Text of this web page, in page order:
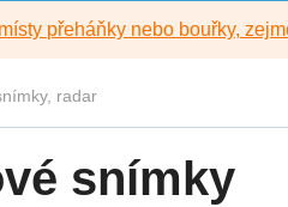
přeháňky nebo bouřky,
radar
snímky